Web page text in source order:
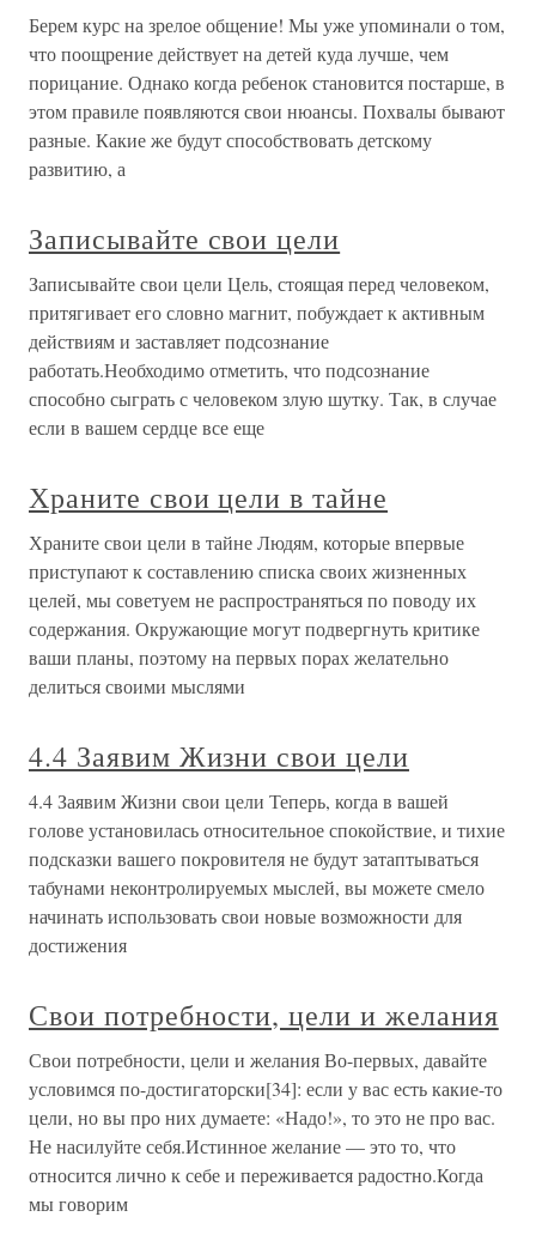
Берем курс на зрелое общение! Мы уже упоминали о том,
что поощрение действует на детей куда лучше, чем
порицание. Однако когда ребенок становится постарше, в
этом правиле появляются свои нюансы. Похвалы бывают
разные. Какие же будут способствовать детскому
развитию, а
Записывайте свои цели
Записывайте свои цели Цель, стоящая перед человеком,
притягивает его словно магнит, побуждает к активным
действиям и заставляет подсознание
работать.Необходимо отметить, что подсознание
способно сыграть с человеком злую шутку. Так, в случае
если в вашем сердце все еще
Храните свои цели в тайне
Храните свои цели в тайне Людям, которые впервые
приступают к составлению списка своих жизненных
целей, мы советуем не распространяться по поводу их
содержания. Окружающие могут подвергнуть критике
ваши планы, поэтому на первых порах желательно
делиться своими мыслями
4.4 Заявим Жизни свои цели
4.4 Заявим Жизни свои цели Теперь, когда в вашей
голове установилась относительное спокойствие, и тихие
подсказки вашего покровителя не будут затаптываться
табунами неконтролируемых мыслей, вы можете смело
начинать использовать свои новые возможности для
достижения
Свои потребности, цели и желания
Свои потребности, цели и желания Во-первых, давайте
условимся по-достигаторски[34]: если у вас есть какие-то
цели, но вы про них думаете: «Надо!», то это не про вас.
Не насилуйте себя.Истинное желание — это то, что
относится лично к себе и переживается радостно.Когда
мы говорим